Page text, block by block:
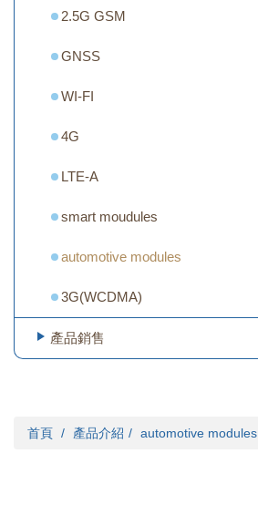
2.5G GSM
GNSS
WI-FI
4G
LTE-A
smart moudules
automotive modules
3G(WCDMA)
產品銷售
首頁 產品介紹 automotive modules